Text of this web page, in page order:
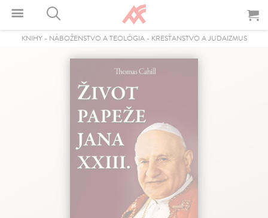
KNIHY- NÁBOŽENSTVO A TEOLÓGIA- KRESŤANSTVO A JUDAIZMUS